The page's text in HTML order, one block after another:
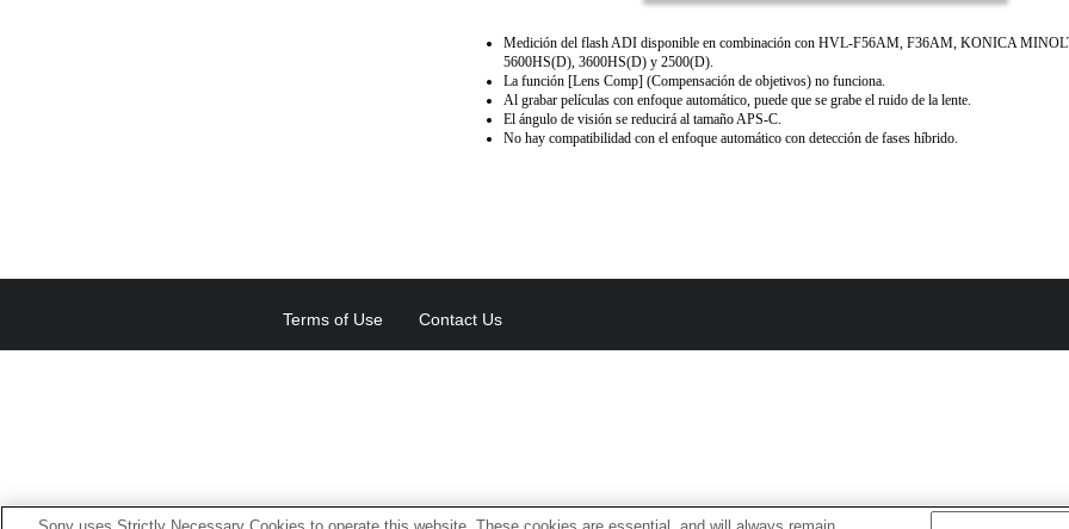
Medición del flash ADI disponible en combinación con HVL-F56AM, F36AM, KONICA
5600HS(D), 3600HS(D) y 2500(D).
La función [Lens Comp] (Compensación de objetivos) no funciona.
Al grabar películas con enfoque automático, puede que se grabe el ruido de la lente.
El ángulo de visión se reducirá al tamaño APS-C.
No hay compatibilidad con el enfoque automático con detección de fases híbrido.
Terms of Use Contact Us